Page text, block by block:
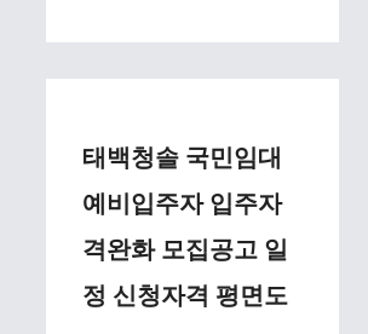
태백청솔 국민임대
예비입주자 입주자
격완화 모집공고 일
정 신청자격 평면도